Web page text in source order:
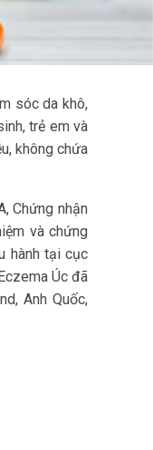
sóc da khô,
trẻ em và
không chứa
Chứng nhận
và chứng
hành tại cục
Úc đã
Anh Quốc,